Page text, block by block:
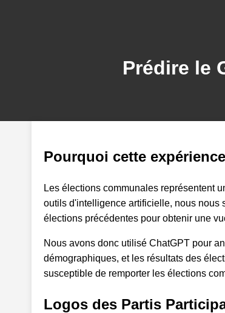
Prédire le
Pourquoi cette
Les élections communales représentent
outils d'intelligence artificielle, nous nous
élections précédentes pour obtenir une
Nous avons donc utilisé ChatGPT pour
démographiques, et les résultats des
susceptible de remporter les élections
Logos des Partis